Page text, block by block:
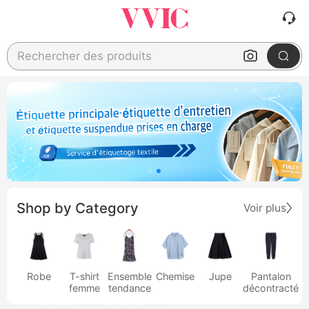
Rechercher des produits
Shop by Category Voir plus
Robe
T-shirt
femme
Ensemble
tendance
Chemise Jupe
Pantalon
décontracté